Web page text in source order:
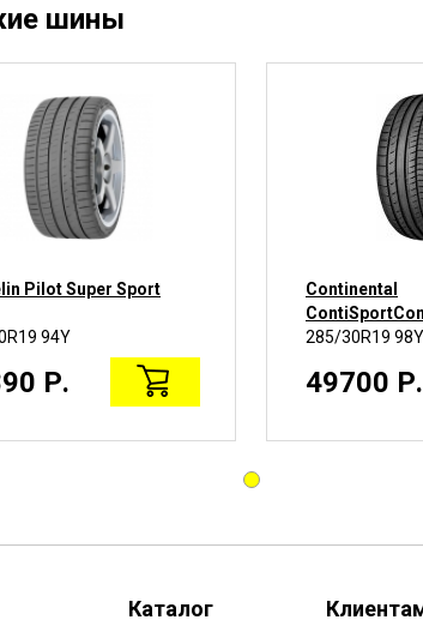
шины
Pilot Super Sport
94Y
Р.
Continental
285/30R19 98Y
49700 Р.
Каталог